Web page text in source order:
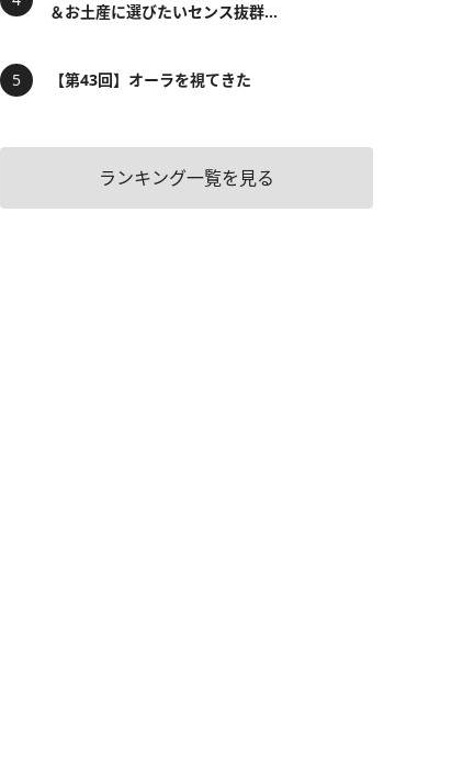
＆お土産に選びたいセンス抜群...
【第43回】オーラを視てきた
ランキング一覧を見る